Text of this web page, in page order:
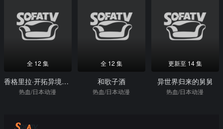
全 12 集
香格里拉·开拓异境～粪作猎手挑战神作第二季
热血/日本动漫
全 12 集
和歌子酒
热血/日本动漫
更新至 14 集
异世界归来的舅舅
热血/日本动漫